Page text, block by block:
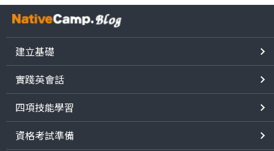
建立基礎
實踐英會話
四項技能學習
資格考試準備